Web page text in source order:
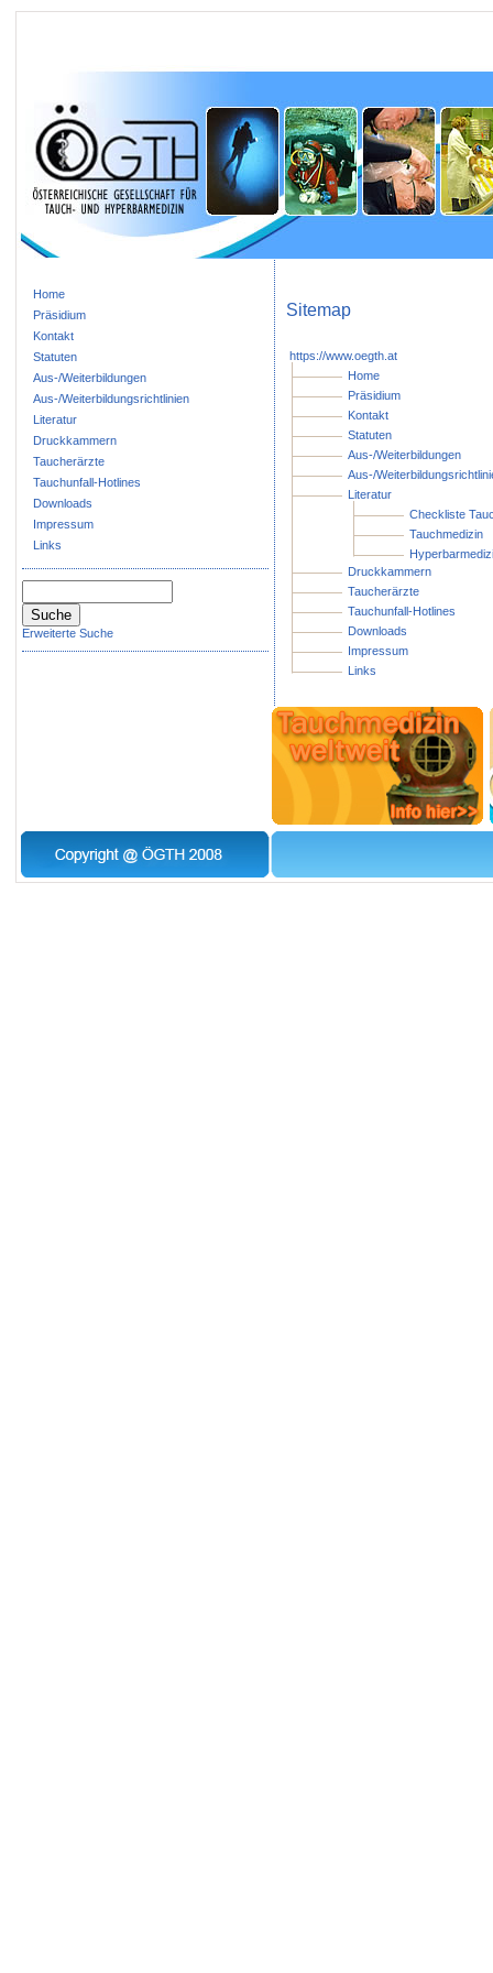
Home
Präsidium
Kontakt
Statuten
Aus-/Weiterbildungen
Aus-/Weiterbildungsrichtlinien
Literatur
Druckkammern
Taucherärzte
Tauchunfall-Hotlines
Downloads
Impressum
Links
Erweiterte Suche
Sitemap
https://www.oegth.at
Home
Präsidium
Kontakt
Statuten
Aus-/Weiterbildungen
Aus-/
Literatur
Checkliste
Tauchmedizin
Druckkammern
Taucherärzte
Tauchunfall-Hotlines
Downloads
Impressum
Links